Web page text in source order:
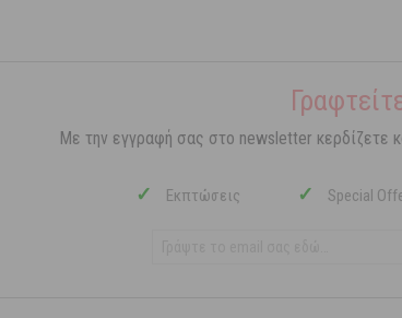
Με την εγγραφή σας στο newsletter κερδίζετε
✓ Εκπτώσεις ✓ Special